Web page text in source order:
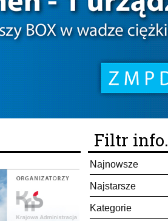
Filtr info.
Najnowsze
Najstarsze
Kategorie